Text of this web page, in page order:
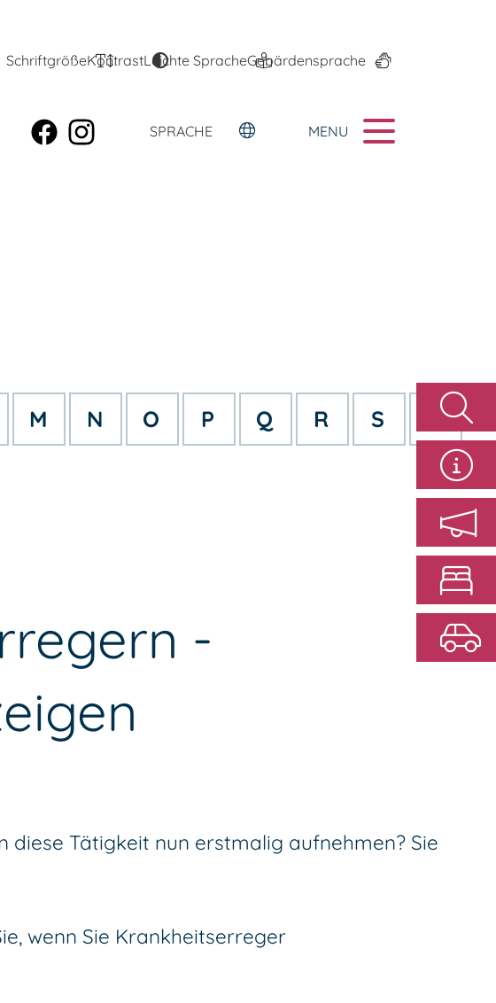
SchriftgrößeKontrastLeichte SpracheGebärdensprache
SPRACHE MENU
M N O P Q R S T
-
Tätigkeit nun erstmalig aufnehmen? Sie
wenn Sie Krankheitserreger